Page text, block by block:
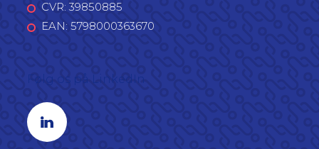
CVR: 39850885
EAN: 5798000363670
Linkedin profil